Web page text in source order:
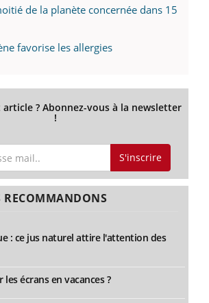
de la planète concernée dans 15
favorise les allergies
article ? Abonnez-vous à la newsletter
!
S'inscrire
RECOMMANDONS
: ce jus naturel attire l'attention des
écrans en vacances ?